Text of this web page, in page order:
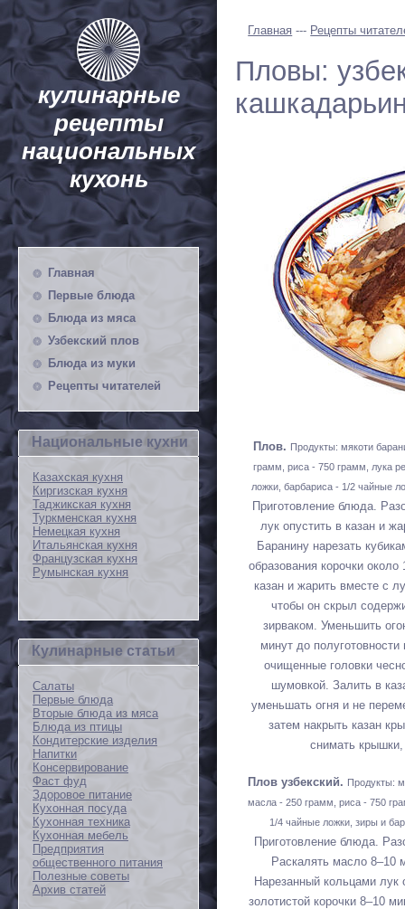
кулинарные
рецепты
национальных
кухонь
Главная
Первые блюда
Блюда из мяса
Узбекский плов
Блюда из муки
Рецепты читателей
Национальные кухни
Казахская кухня
Киргизская кухня
Таджикская кухня
Туркменская кухня
Немецкая кухня
Итальянская кухня
Французская кухня
Румынская кухня
Кулинарные статьи
Салаты
Первые блюда
Вторые блюда из мяса
Блюда из птицы
Кондитерские изделия
Напитки
Консервирование
Фаст фуд
Здоровое питание
Кухонная посуда
Кухонная техника
Кухонная мебель
Предприятия
общественного питания
Полезные советы
Архив статей
Главная --- Рецепты
Пловы:
Плов. Продукты: мякоти
грамм, риса - 750 грамм, лука
ложки, барбариса - 1/2 чайные
Приготовление блюда.
лук опустить в казан и
Баранину нарезать
образования корочки
казан и жарить вместе с
чтобы он скрыл
зирваком. Уменьшить
минут до
очищенные головки
шумовкой. Залить в
уменьшать огня и не
затем накрыть казан
снимать крышки,
Плов узбекский. Продукты:
масла - 250 грамм, риса - 750
1/4 чайные ложки, зиры и
Приготовление блюда.
Раскалять масло 8–10
Нарезанный кольцами лук
золотистой корочки 8–10